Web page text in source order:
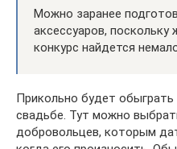
Можно заранее
аксессуаров,
конкурс найдется
Прикольно будет обыграть
свадьбе. Тут можно
добровольцев, которым